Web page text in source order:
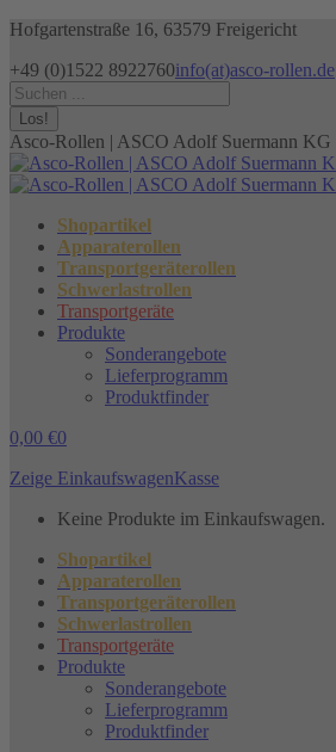
Zum
springen
Hofgartenstraße 16, 63579 Freigericht
+49 (0)1522 8922760info(at)asco-rollen.de
Facebook
page
opens
in
new
window
Instagram
page
opens
in
new
window
X
page
opens
in
new
window
Search:
Asco-Rollen | ASCO Adolf Suermann KG
Shopartikel
Apparaterollen
Transportgeräterollen
Schwerlastrollen
Transportgeräte
Produkte
Sonderangebote
Lieferprogramm
Produktfinder
0,00 €0
Zeige EinkaufswagenKasse
Keine Produkte im Einkaufswagen.
Shopartikel
Apparaterollen
Transportgeräterollen
Schwerlastrollen
Transportgeräte
Produkte
Sonderangebote
Lieferprogramm
Produktfinder